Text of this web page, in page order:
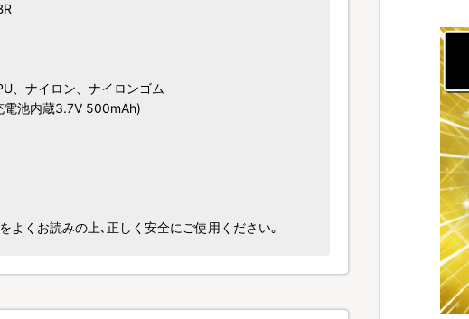
、ナイロン、ナイロンゴム
池内蔵3.7V 500mAh)
よくお読みの上､正しく安全にご使用ください｡